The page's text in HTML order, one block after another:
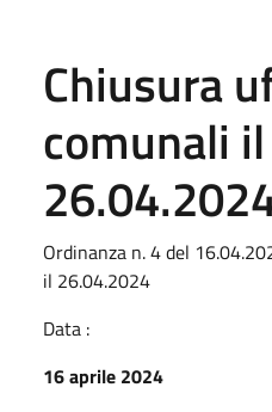
Chiusura
comunali il
Ordinanza n. 4 del
il 26.04.2024
Data :
16 aprile 2024